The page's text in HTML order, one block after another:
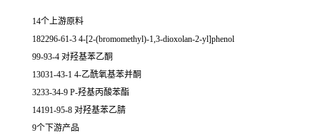
14个上游原料
182296-61-3 4-[2-(bromomethyl)-1,3-dioxolan-2-yl]phenol
99-93-4 对羟基苯乙酮
13031-43-1 4-乙酰氧基苯并酮
3233-34-9 P-羟基丙酸苯酯
14191-95-8 对羟基苯乙腈
9个下游产品